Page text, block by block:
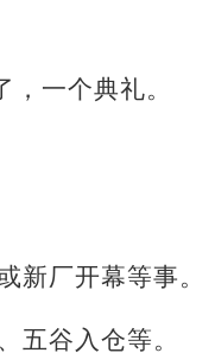
一个典礼。
新厂开幕等事。
五谷入仓等。